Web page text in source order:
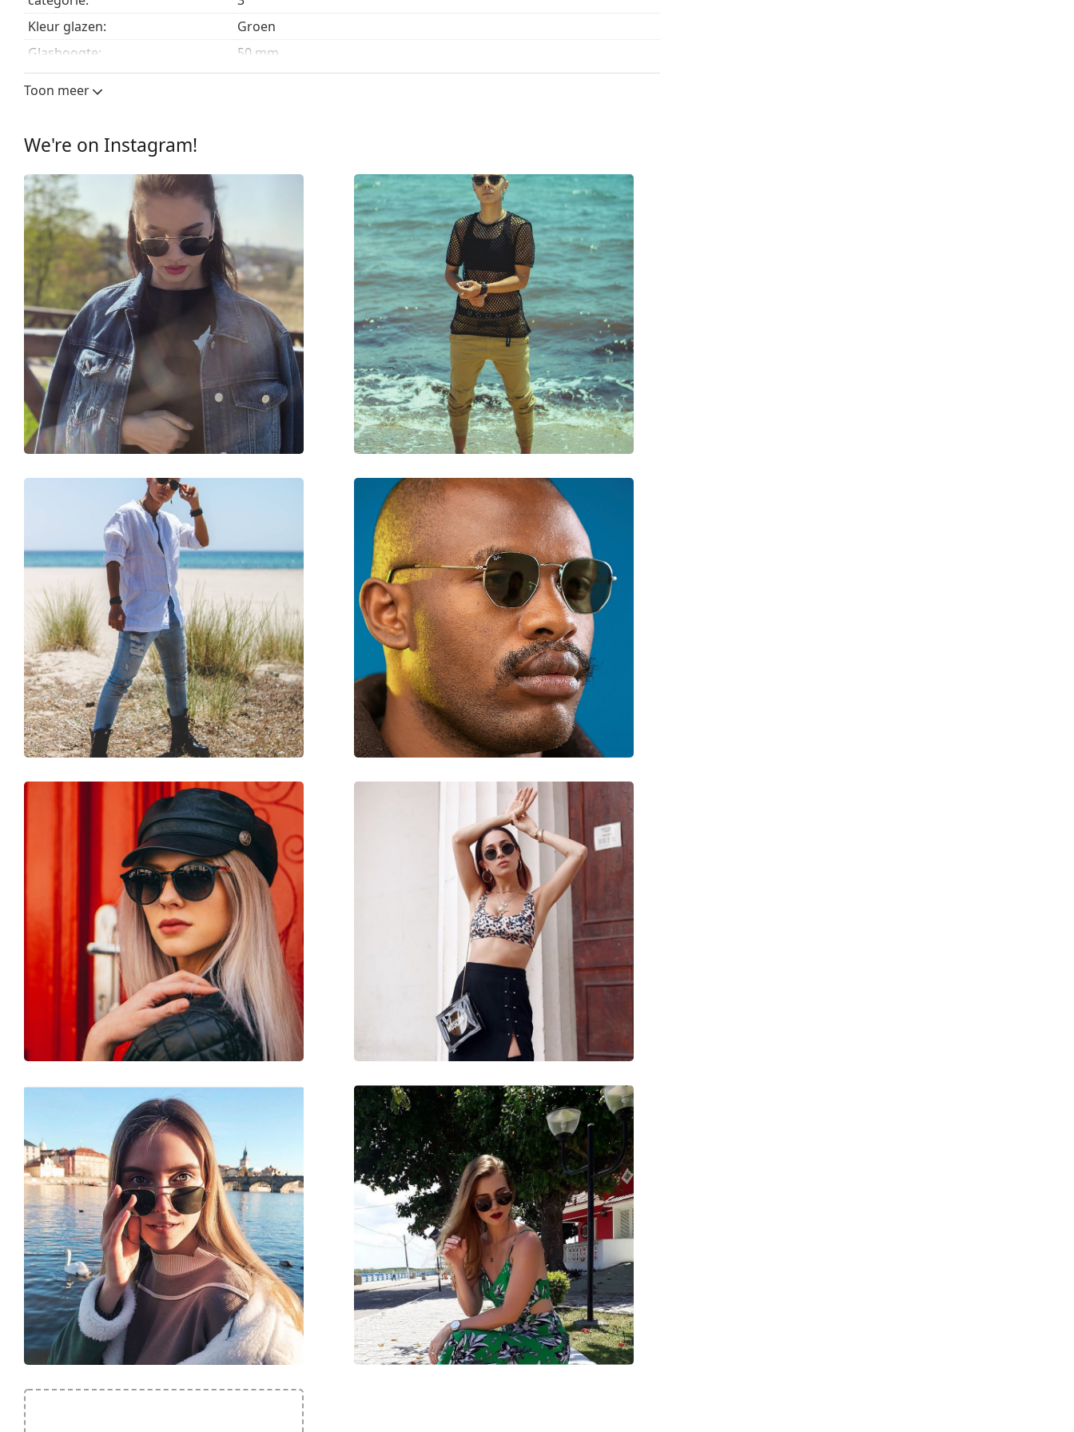
Kleur glazen:
Groen
Glashoogte:
50 mm
Glasbreedte:
55 mm
montuur
Montuur vorm:
Montuur kleur:
Montuur materiaal:
Plastic
Maat:
M
Breedte:
140 mm
Lengte:
145 mm
Breedte brug:
18 mm
Gewicht:
50 gr
Verstelbare neus-pads:
No
accessoires
Koker:
Ja
Categorie:
Zonnebrillen
Functie:
Fashion
Code:
RB2185 901/31 55
Voorschrift beschikbaar:
No
Toon meer
We're on Instagram!